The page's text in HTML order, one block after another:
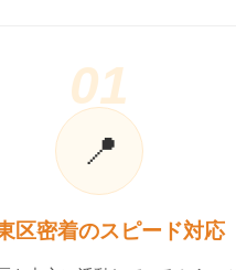
01
📍
区密着のスピード対応